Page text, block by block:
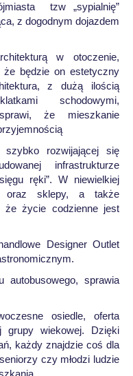
tzw „sypialnię”
z dogodnym dojazdem
w otoczenie,
że będzie on estetyczny
z dużą ilością
schodowymi,
że mieszkanie
szybko rozwijającej się
infrastrukturze
ręki”. W niewielkiej
oraz sklepy, a także
że życie codzienne jest
Designer Outlet
autobusowego, sprawia
osiedle, oferta
grupy wiekowej. Dzięki
każdy znajdzie coś dla
czy młodzi ludzie